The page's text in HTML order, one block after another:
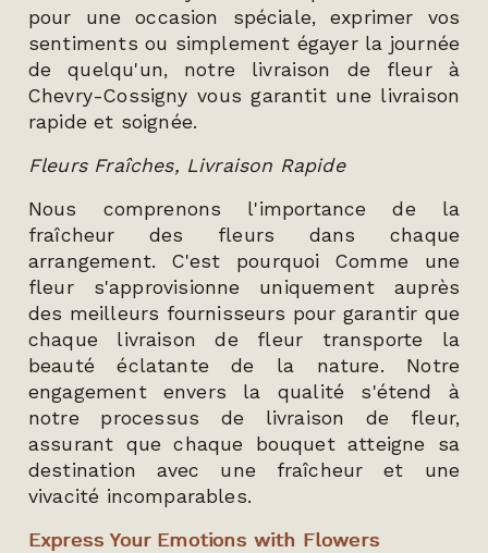
pour une occasion spéciale, exprimer vos
sentiments ou simplement égayer la journée
de quelqu'un, notre livraison de fleur à
Chevry-Cossigny vous garantit une livraison
rapide et soignée.
Fleurs Fraîches, Livraison Rapide
Nous comprenons l'importance de la
fraîcheur des fleurs dans chaque
arrangement. C'est pourquoi Comme une
fleur s'approvisionne uniquement auprès
des meilleurs fournisseurs pour garantir que
chaque livraison de fleur transporte la
beauté éclatante de la nature. Notre
engagement envers la qualité s'étend à
notre processus de livraison de fleur,
assurant que chaque bouquet atteigne sa
destination avec une fraîcheur et une
vivacité incomparables.
Express Your Emotions with Flowers